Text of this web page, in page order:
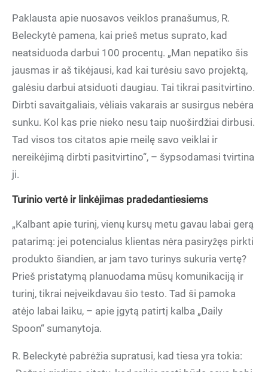
Paklausta apie nuosavos veiklos pranašumus, R.
Beleckytė pamena, kai prieš metus suprato, kad
neatsiduoda darbui 100 procentų. „Man nepatiko šis
jausmas ir aš tikėjausi, kad kai turėsiu savo projektą,
galėsiu darbui atsiduoti daugiau. Tai tikrai pasitvirtino.
Dirbti savaitgaliais, vėliais vakarais ar susirgus nebėra
sunku. Kol kas prie nieko nesu taip nuoširdžiai dirbusi.
Tad visos tos citatos apie meilę savo veiklai ir
nereikėjimą dirbti pasitvirtino“, – šypsodamasi tvirtina
ji.
Turinio vertė ir linkėjimas pradedantiesiems
„Kalbant apie turinį, vienų kursų metu gavau labai gerą
patarimą: jei potencialus klientas nėra pasiryžęs pirkti
produkto šiandien, ar jam tavo turinys sukuria vertę?
Prieš pristatymą planuodama mūsų komunikaciją ir
turinį, tikrai neįveikdavau šio testo. Tad ši pamoka
atėjo labai laiku, – apie įgytą patirtį kalba „Daily
Spoon“ sumanytoja.
R. Beleckytė pabrėžia supratusi, kad tiesa yra tokia: